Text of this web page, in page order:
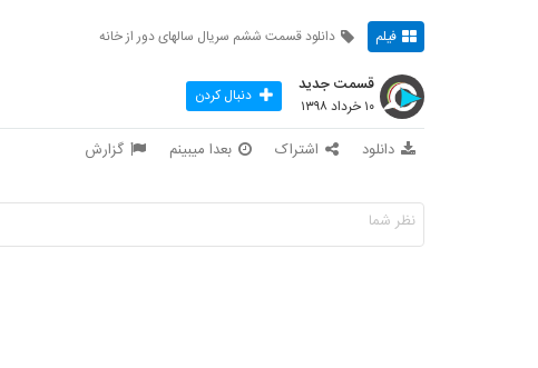
فیلم دانلود قسمت ششم سریال سالهای دور از خانه
قسمت جدید
۱۰ خرداد ۱۳۹۸ دنبال کردن
دانلود اشتراک بعدا میبینم گزارش